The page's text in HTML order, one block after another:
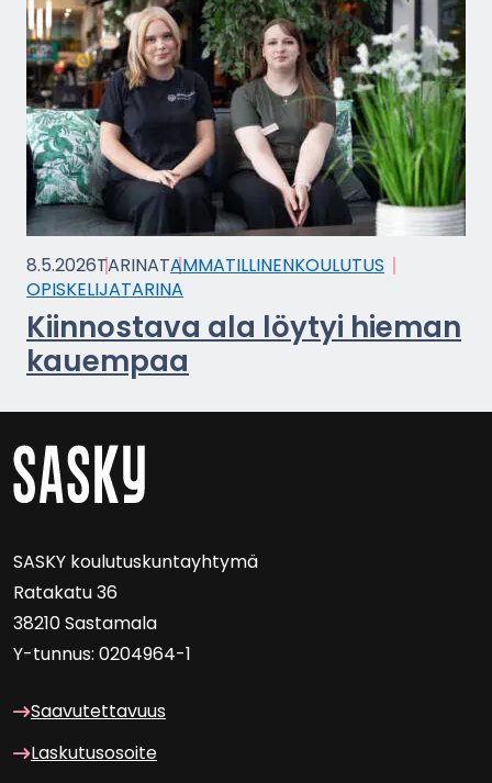
8.5.2026TA­RI­NATAM­MA­TIL­LI­NEN­KOU­LU­TUS
OPIS­KE­LI­JA­TA­RI­NA
Kiin­nos­ta­va ala löy­tyi hie­man
kau­em­paa
SASKY kou­lu­tus­kun­tayh­ty­mä
Ra­ta­ka­tu 36
38210 Sas­ta­ma­la
Y-​tunnus: 0204964-1
Saa­vu­tet­ta­vuus
Las­ku­tuso­soi­te